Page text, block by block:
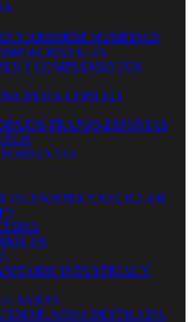
Y ABSORBE HUMEDAD
Y COMPLEMENTOS
MOPA-CEPILLO-
TRAPOS-ESPONJAS
DE BASURA Y RECICLAJE
INDUSTRIAL Y
AGUA DESTILADA